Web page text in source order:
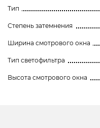
Тип
Степень затемнения
Ширина смотрового окна
Тип светофильтра
Высота смотрового окна